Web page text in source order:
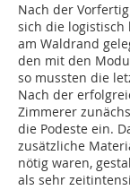
Nach der
sich die logistisch
am Waldrand
den mit den
so mussten die
Nach der
Zimmerer
die Podeste ein.
zusätzliche
nötig waren,
als sehr